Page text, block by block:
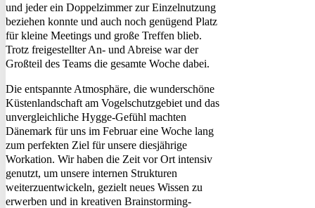
und jeder ein Doppelzimmer zur Einzelnutzung
beziehen konnte und auch noch genügend Platz
für kleine Meetings und große Treffen blieb.
Trotz freigestellter An- und Abreise war der
Großteil des Teams die gesamte Woche dabei.
Die entspannte Atmosphäre, die wunderschöne
Küstenlandschaft am Vogelschutzgebiet und das
unvergleichliche Hygge-Gefühl machten
Dänemark für uns im Februar eine Woche lang
zum perfekten Ziel für unsere diesjährige
Workation. Wir haben die Zeit vor Ort intensiv
genutzt, um unsere internen Strukturen
weiterzuentwickeln, gezielt neues Wissen zu
erwerben und in kreativen Brainstorming-